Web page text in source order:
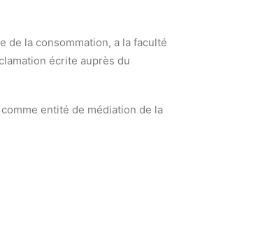
de la consommation, a la faculté
écrite auprès du
comme entité de médiation de la